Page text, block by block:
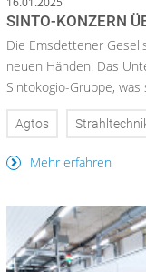
SINTO-KONZERN
Die Emsdettener
neuen Händen. Das
Sintokogio-Gruppe, was
Agtos
Mehr erfahren